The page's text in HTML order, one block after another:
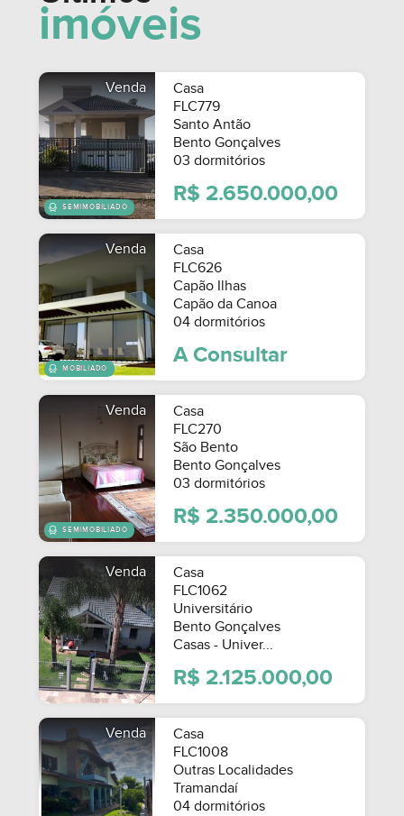
R$ 240.000,00
imóveis
SEMIMOBILIADO
Venda
Casa
FLC779
Santo Antão
Bento Gonçalves
03 dormitórios
R$ 2.650.000,00
Venda
Casa
FLC626
Capão Ilhas
Capão da Canoa
04 dormitórios
A Consultar
Venda
Casa
FLC270
São Bento
Bento Gonçalves
03 dormitórios
R$ 2.350.000,00
Venda
Casa
FLC1062
Universitário
Bento Gonçalves
Casas - Univer...
R$ 2.125.000,00
Venda
Casa
FLC1008
Outras Localidades
Tramandaí
04 dormitórios